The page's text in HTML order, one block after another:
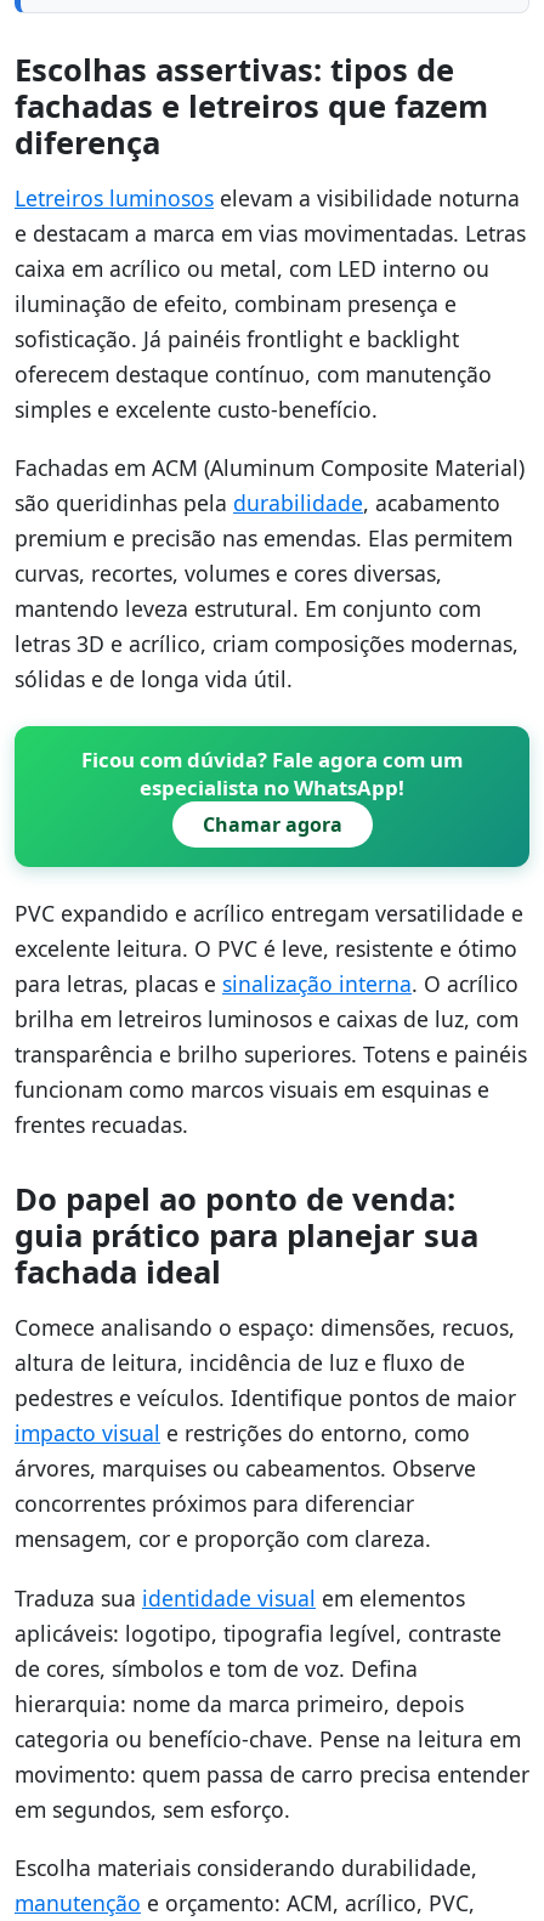
Escolhas assertivas: tipos de
fachadas e letreiros que fazem
diferença
Letreiros luminosos elevam a visibilidade noturna
e destacam a marca em vias movimentadas. Letras
caixa em acrílico ou metal, com LED interno ou
iluminação de efeito, combinam presença e
sofisticação. Já painéis frontlight e backlight
oferecem destaque contínuo, com manutenção
simples e excelente custo-benefício.
Fachadas em ACM (Aluminum Composite Material)
são queridinhas pela durabilidade, acabamento
premium e precisão nas emendas. Elas permitem
curvas, recortes, volumes e cores diversas,
mantendo leveza estrutural. Em conjunto com
letras 3D e acrílico, criam composições modernas,
sólidas e de longa vida útil.
Ficou com dúvida? Fale agora com um
especialista no WhatsApp!
Chamar agora
PVC expandido e acrílico entregam versatilidade e
excelente leitura. O PVC é leve, resistente e ótimo
para letras, placas e sinalização interna. O acrílico
brilha em letreiros luminosos e caixas de luz, com
transparência e brilho superiores. Totens e painéis
funcionam como marcos visuais em esquinas e
frentes recuadas.
Do papel ao ponto de venda:
guia prático para planejar sua
fachada ideal
Comece analisando o espaço: dimensões, recuos,
altura de leitura, incidência de luz e fluxo de
pedestres e veículos. Identifique pontos de maior
impacto visual e restrições do entorno, como
árvores, marquises ou cabeamentos. Observe
concorrentes próximos para diferenciar
mensagem, cor e proporção com clareza.
Traduza sua identidade visual em elementos
aplicáveis: logotipo, tipografia legível, contraste
de cores, símbolos e tom de voz. Defina
hierarquia: nome da marca primeiro, depois
categoria ou benefício-chave. Pense na leitura em
movimento: quem passa de carro precisa entender
em segundos, sem esforço.
Escolha materiais considerando durabilidade,
manutenção e orçamento: ACM, acrílico, PVC,